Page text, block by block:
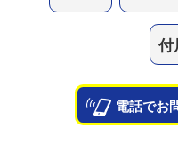
気軽にお持ち込